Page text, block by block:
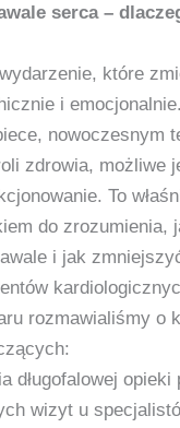
serca –
które
i
nowoczesnym
zdrowia, możliwe
To
do zrozumienia,
i jak
rozmawialiśmy o
długofalowej
wizyt u